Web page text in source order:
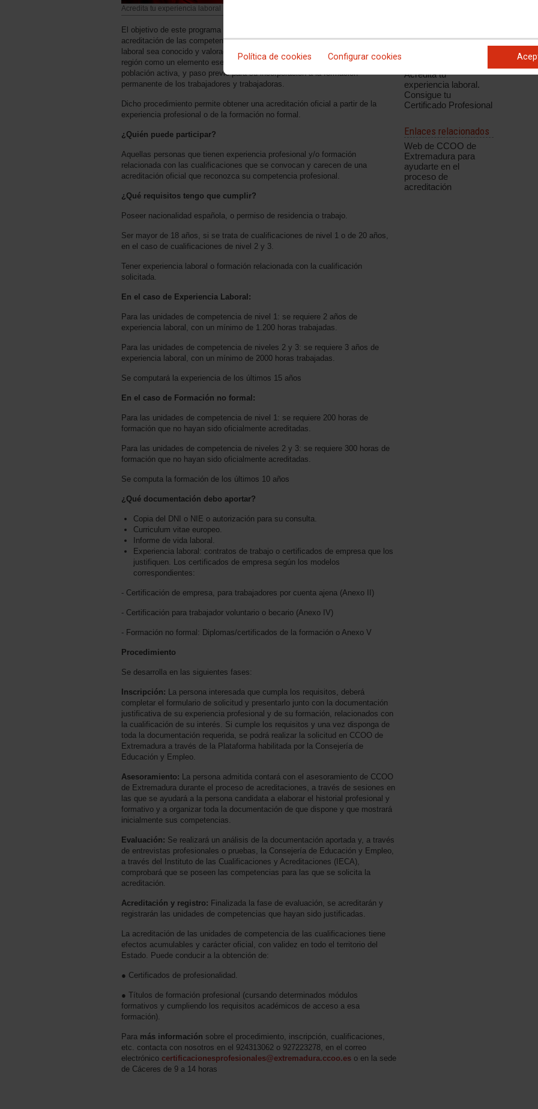
Política de cookies Configurar cookies
Acredita tu experiencia laboral
El objetivo de este programa es facilitar que el procedimiento de evaluación y
acreditación de las competencias profesionales adquiridas por la experiencia
laboral sea conocido y valorado por empresas y personas trabajadoras de la
región como un elemento esencial para la mejora de la cualificación de la
población activa, y paso previo para su incorporación a la formación
permanente de los trabajadores y trabajadoras.
Dicho procedimiento permite obtener una acreditación oficial a partir de la
experiencia profesional o de la formación no formal.
¿Quién puede participar?
Aquellas personas que tienen experiencia profesional y/o formación
relacionada con las cualificaciones que se convocan y carecen de una
acreditación oficial que reconozca su competencia profesional.
¿Qué requisitos tengo que cumplir?
Poseer nacionalidad española, o permiso de residencia o trabajo.
Ser mayor de 18 años, si se trata de cualificaciones de nivel 1 o de 20 años,
en el caso de cualificaciones de nivel 2 y 3.
Tener experiencia laboral o formación relacionada con la cualificación
solicitada.
En el caso de Experiencia Laboral:
Para las unidades de competencia de nivel 1: se requiere 2 años de
experiencia laboral, con un mínimo de 1.200 horas trabajadas.
Para las unidades de competencia de niveles 2 y 3: se requiere 3 años de
experiencia laboral, con un mínimo de 2000 horas trabajadas.
Se computará la experiencia de los últimos 15 años
En el caso de Formación no formal:
Para las unidades de competencia de nivel 1: se requiere 200 horas de
formación que no hayan sido oficialmente acreditadas.
Para las unidades de competencia de niveles 2 y 3: se requiere 300 horas de
formación que no hayan sido oficialmente acreditadas.
Se computa la formación de los últimos 10 años
¿Qué documentación debo aportar?
Copia del DNI o NIE o autorización para su consulta.
Curriculum vitae europeo.
Informe de vida laboral.
Experiencia laboral: contratos de trabajo o certificados de empresa que los
justifiquen. Los certificados de empresa según los modelos
correspondientes:
- Certificación de empresa, para trabajadores por cuenta ajena (Anexo II)
- Certificación para trabajador voluntario o becario (Anexo IV)
- Formación no formal: Diplomas/certificados de la formación o Anexo V
Procedimiento
Se desarrolla en las siguientes fases:
Inscripción: La persona interesada que cumpla los requisitos, deberá
completar el formulario de solicitud y presentarlo junto con la documentación
justificativa de su experiencia profesional y de su formación, relacionados con
la cualificación de su interés. Si cumple los requisitos y una vez disponga de
toda la documentación requerida, se podrá realizar la solicitud en CCOO de
Extremadura a través de la Plataforma habilitada por la Consejería de
Educación y Empleo.
Asesoramiento: La persona admitida contará con el asesoramiento de CCOO
de Extremadura durante el proceso de acreditaciones, a través de sesiones en
las que se ayudará a la persona candidata a elaborar el historial profesional y
formativo y a organizar toda la documentación de que dispone y que mostrará
inicialmente sus competencias.
Evaluación: Se realizará un análisis de la documentación aportada y, a través
de entrevistas profesionales o pruebas, la Consejería de Educación y Empleo,
a través del Instituto de las Cualificaciones y Acreditaciones (IECA),
comprobará que se poseen las competencias para las que se solicita la
acreditación.
Acreditación y registro: Finalizada la fase de evaluación, se acreditarán y
registrarán las unidades de competencias que hayan sido justificadas.
La acreditación de las unidades de competencia de las cualificaciones tiene
efectos acumulables y carácter oficial, con validez en todo el territorio del
Estado. Puede conducir a la obtención de:
● Certificados de profesionalidad.
● Títulos de formación profesional (cursando determinados módulos
formativos y cumpliendo los requisitos académicos de acceso a esa
formación).
Para más información sobre el procedimiento, inscripción, cualificaciones,
etc. contacta con nosotros en el 924313062 o 927223278, en el correo
electrónico certificacionesprofesionales@extremadura.ccoo.es o en la sede
de Cáceres de 9 a 14 horas
Acredita tu
experiencia laboral.
Consigue tu
Certificado Profesional
Enlaces relacionados
Web de CCOO de
Extremadura para
ayudarte en el
proceso de
acreditación